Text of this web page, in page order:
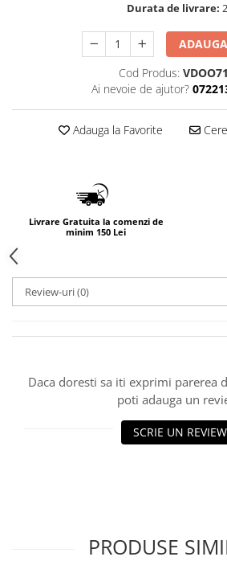
Durata de livrare:
Cod Produs: VDOO71
Ai nevoie de ajutor?
Adauga la Favorite
Livrare Gratuita la comenzi de
minim 150 Lei
Review-uri(0)
Daca doresti sa iti exprimi parerea
poti adauga un
SCRIE UN REVIEW
PRODUSE